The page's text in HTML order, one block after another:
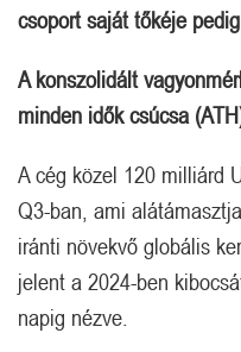
csoport saját tőkéje
A konszolidált
minden idők csúcsa
A cég közel 120 milliárd
Q3-ban, ami
iránti növekvő globális
jelent a 2024-ben
napig nézve.